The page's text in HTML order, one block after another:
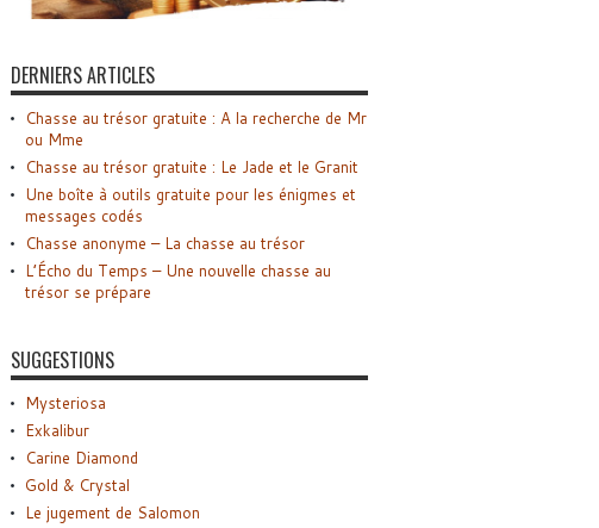
DERNIERS ARTICLES
Chasse au trésor gratuite : A la recherche de Mr
ou Mme
Chasse au trésor gratuite : Le Jade et le Granit
Une boîte à outils gratuite pour les énigmes et
messages codés
Chasse anonyme – La chasse au trésor
L’Écho du Temps – Une nouvelle chasse au
trésor se prépare
SUGGESTIONS
Mysteriosa
Exkalibur
Carine Diamond
Gold & Crystal
Le jugement de Salomon